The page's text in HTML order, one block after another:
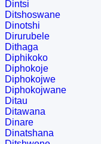
Dintsi
Ditshoswane
Dinotshi
Dirurubele
Dithaga
Diphikoko
Diphokoje
Diphokojwe
Diphokojwane
Ditau
Ditawana
Dinare
Dinatshana